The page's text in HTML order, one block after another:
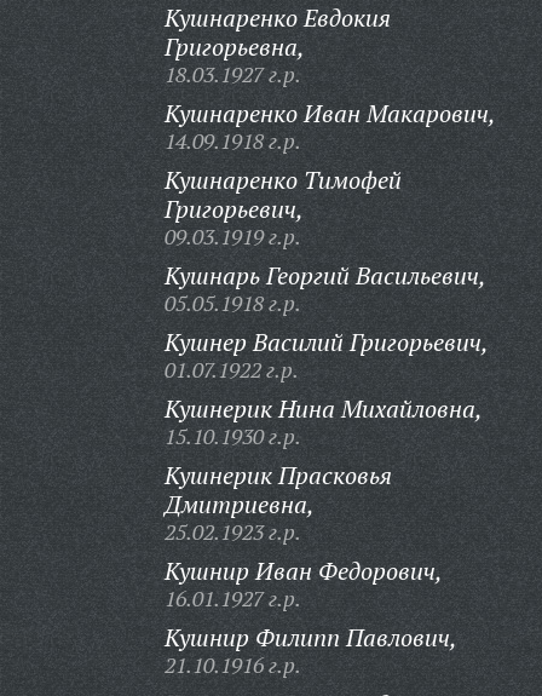
Кушнаренко Евдокия
Григорьевна,
18.03.1927 г.р.
Кушнаренко Иван Макарович,
14.09.1918 г.р.
Кушнаренко Тимофей
Григорьевич,
09.03.1919 г.р.
Кушнарь Георгий Васильевич,
05.05.1918 г.р.
Кушнер Василий Григорьевич,
01.07.1922 г.р.
Кушнерик Нина Михайловна,
15.10.1930 г.р.
Кушнерик Прасковья
Дмитриевна,
25.02.1923 г.р.
Кушнир Иван Федорович,
16.01.1927 г.р.
Кушнир Филипп Павлович,
21.10.1916 г.р.